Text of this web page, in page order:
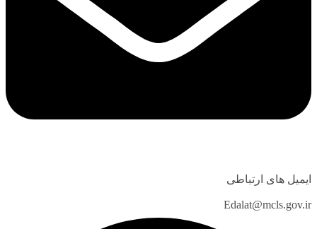
ایمیل های ارتباطی
Edalat@mcls.gov.ir